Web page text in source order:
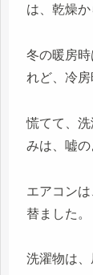
は、乾燥か
冬の暖房
れど、冷房
慌てて、
みは、嘘の
エアコン
替ました。
洗濯物は、